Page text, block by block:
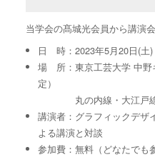
当学会の髙城光会員から講演
日 時：2023年5月20日(土
場 所：東京工芸大学 中野
定）
丸の内線・大江戸線
講演者：グラフィックデザ
よる講演と対談
参加費：無料（どなたでも